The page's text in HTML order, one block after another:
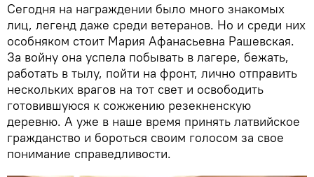
Сегодня на награждении было много знакомых
лиц, легенд даже среди ветеранов. Но и среди них
особняком стоит Мария Афанасьевна Рашевская.
За войну она успела побывать в лагере, бежать,
работать в тылу, пойти на фронт, лично отправить
нескольких врагов на тот свет и освободить
готовившуюся к сожжению резекненскую
деревню. А уже в наше время принять латвийское
гражданство и бороться своим голосом за свое
понимание справедливости.